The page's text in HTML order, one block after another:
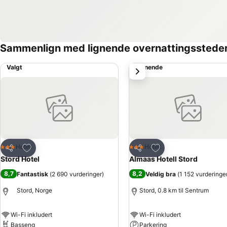
Sammenlign med lignende
Valgt
Del
Legg til i favoritter
3 Stjerner
Hotell
Stord Hotel
8,7 Fantastisk (2 690 vurderinger)
Stord, Norge
Wi-Fi inkludert
Basseng
Lignende
Del
Legg til i favoritter
3 Stjerner
Hotell
Almaas Hotell Stord
8,2 Veldig bra (1 152
Stord, 0.8 km til Sentrum
Wi-Fi inkludert
Parkering
Neste